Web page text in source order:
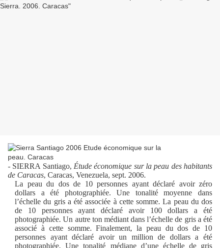
- SIERRA Santiago, Étude économique sur la peau des habitants
de Caracas, Caracas, Venezuela, sept. 2006.
La peau du dos de 10 personnes ayant déclaré avoir zéro
dollars a été photographiée. Une tonalité moyenne dans
l’échelle du gris a été associée à cette somme. La peau du dos
de 10 personnes ayant déclaré avoir 100 dollars a été
photographiée. Un autre ton médiant dans l’échelle de gris a été
associé à cette somme. Finalement, la peau du dos de 10
personnes ayant déclaré avoir un million de dollars a été
photographiée. Une tonalité médiane d’une échelle de gris